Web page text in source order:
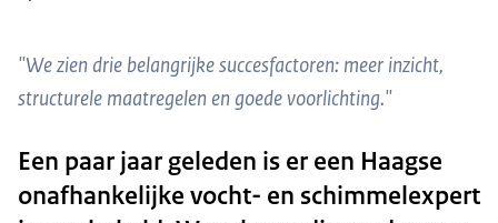
"We zien drie belangrijke succesfactoren: meer inzicht,
structurele maatregelen en goede voorlichting."
Een paar jaar geleden is er een Haagse
onafhankelijke vocht- en schimmelexpert